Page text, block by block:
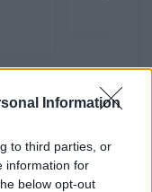
Information
to third parties, or
information for
below opt-out
remia jos